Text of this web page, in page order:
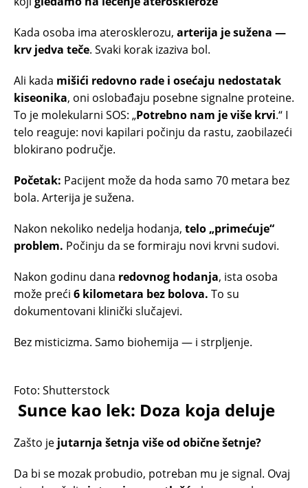
Kada osoba ima aterosklerozu, arterija je sužena —
krv jedva teče. Svaki korak izaziva bol.
Ali kada mišići redovno rade i osećaju nedostatak
kiseonika, oni oslobađaju posebne signalne proteine.
To je molekularni SOS: „Potrebno nam je više krvi.“ I
telo reaguje: novi kapilari počinju da rastu, zaobilazeći
blokirano područje.
Početak: Pacijent može da hoda samo 70 metara bez
bola. Arterija je sužena.
Nakon nekoliko nedelja hodanja, telo „primećuje“
problem. Počinju da se formiraju novi krvni sudovi.
Nakon godinu dana redovnog hodanja, ista osoba
može preći 6 kilometara bez bolova. To su
dokumentovani klinički slučajevi.
Bez misticizma. Samo biohemija — i strpljenje.
Foto: Shutterstock
Sunce kao lek: Doza koja deluje
Zašto je jutarnja šetnja više od obične šetnje?
Da bi se mozak probudio, potreban mu je signal. Ovaj